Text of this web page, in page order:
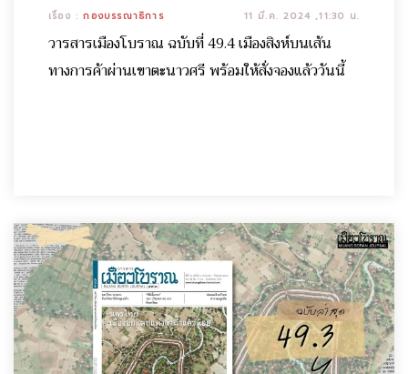
เรื่อง :กองบรรณาธิการ 11 มี.ค. 2024 ,11:30 น.
วารสารเมืองโบราณ ฉบับที่ 49.4 เมืองสิงห์บนเส้น
ทางการค้าผ่านเขาตะนาวศรี พร้อมให้สั่งจองแล้ววันนี้